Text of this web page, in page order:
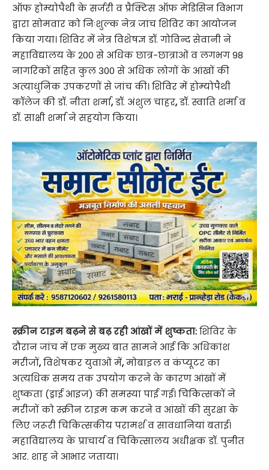
ऑफ होम्योपैथी के सर्जरी व प्रैक्टिस ऑफ मेडिसिन विभाग
द्वारा सोमवार को निःशुल्क नेत्र जांच शिविर का आयोजन
किया गया। शिविर में नेत्र विशेषज्ञ डॉ. गोविन्द सेवानी ने
महाविद्यालय के 200 से अधिक छात्र-छात्राओं व लगभग 98
नागरिकों सहित कुल 300 से अधिक लोगों के आंखों की
अत्याधुनिक उपकरणों से जांच की। शिविर में होम्योपैथी
कॉलेज की डॉ. नीता शर्मा,डॉ. अंशुल चाहर,डॉ. स्वाति शर्मा व
डॉ. साक्षी शर्मा ने सहयोग किया।
स्क्रीन टाइम बढ़ने से बढ़ रही आंखों में शुष्कता:शिविर के
दौरान जांच में एक मुख्य बात सामने आई कि अधिकांश
मरीजों,विशेषकर युवाओं में,मोबाइल व कंप्यूटर का
अत्यधिक समय तक उपयोग करने के कारण आंखों में
शुष्कता (ड्राई आइज) की समस्या पाई गई। चिकित्सकों ने
मरीजों को स्क्रीन टाइम कम करने व आंखों की सुरक्षा के
लिए जरूरी चिकित्सकीय परामर्श व सावधानियां बताई।
महाविद्यालय के प्राचार्य व चिकित्सालय अधीक्षक डॉ. पुनीत
आर. शाह ने आभार जताया।